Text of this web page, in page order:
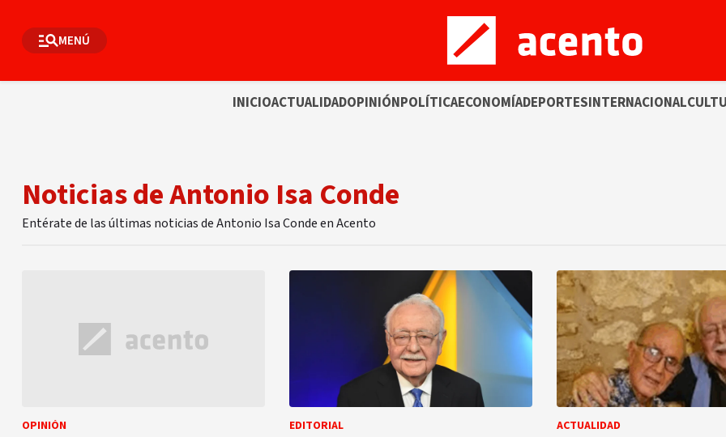
MENÚ
INICIOACTUALIDADOPINIÓNPOLÍTICAECONOMÍADEPORTESINTERNACIONAL
Noticias de Antonio Isa Conde
Entérate de las últimas noticias de Antonio Isa Conde en Acento
OPINIÓN EDITORIAL ACTUALIDAD